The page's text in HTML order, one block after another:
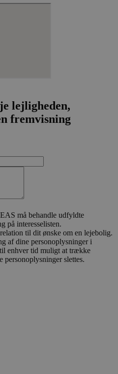
lejligheden,
fremvisning
må behandle udfyldte
på interesselisten.
til dit ønske om en lejebolig.
af dine personoplysninger i
enhver tid muligt at trække
personoplysninger slettes.